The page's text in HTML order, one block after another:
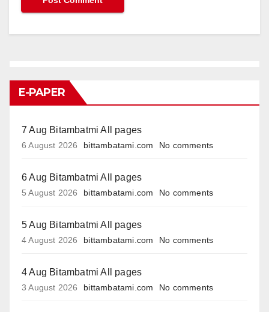
E-PAPER
7 Aug Bitambatmi All pages
6 August 2026 bittambatami.com No comments
6 Aug Bitambatmi All pages
5 August 2026 bittambatami.com No comments
5 Aug Bitambatmi All pages
4 August 2026 bittambatami.com No comments
4 Aug Bitambatmi All pages
3 August 2026 bittambatami.com No comments